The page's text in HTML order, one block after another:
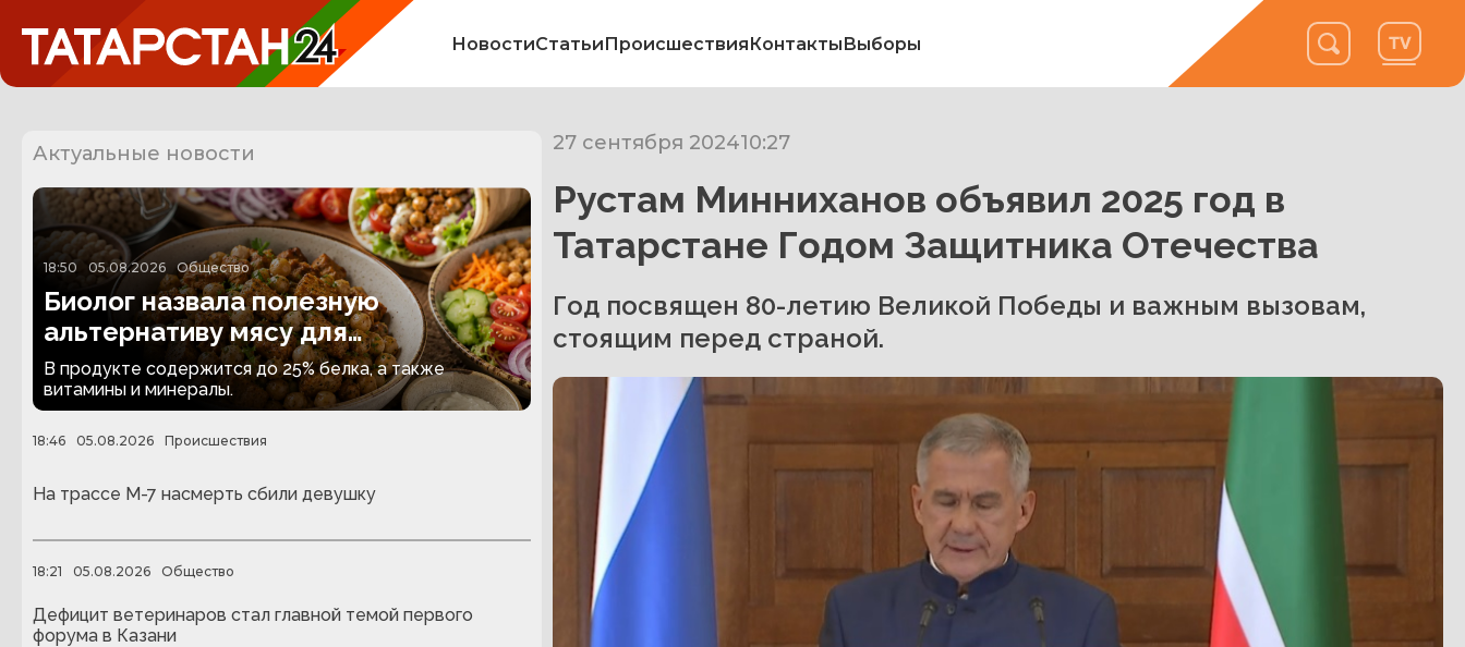
НовостиСтатьиПроисшествияКонтактыВыборы
Актуальные новости
18:50 05.08.2026 Общество
Биолог назвала полезную
альтернативу мясу для
вегетарианцев
В продукте содержится до 25% белка, а также
витамины и минералы.
18:46 05.08.2026 Происшествия
На трассе М-7 насмерть сбили девушку
18:21 05.08.2026 Общество
Дефицит ветеринаров стал главной темой первого
форума в Казани
27 сентября 202410:27
Рустам Минниханов объявил 2025 год в
Татарстане Годом Защитника Отечества
Год посвящен 80-летию Великой Победы и важным вызовам,
стоящим перед страной.